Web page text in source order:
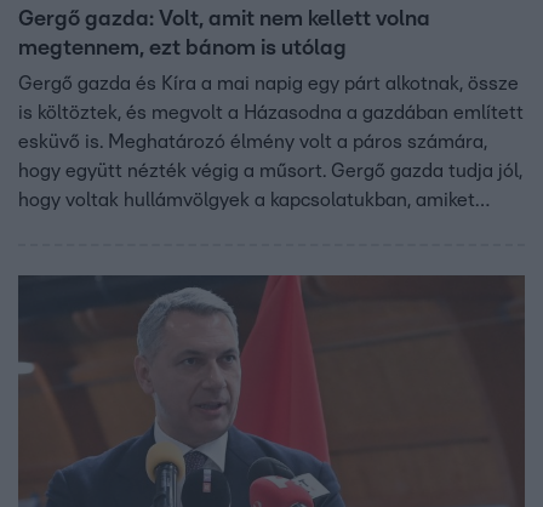
Gergő gazda: Volt, amit nem kellett volna
megtennem, ezt bánom is utólag
Gergő gazda és Kíra a mai napig egy párt alkotnak, össze
is költöztek, és megvolt a Házasodna a gazdában említett
esküvő is. Meghatározó élmény volt a páros számára,
hogy együtt nézték végig a műsort. Gergő gazda tudja jól,
hogy voltak hullámvölgyek a kapcsolatukban, amiket
„Olyan hálás vagyok ennek a műsornak, hogy az
hihetetlen” – mondta a gazda, aki az álomnyaralásukról,
az együttélésről, a Kírával való közös projektjükről, és
jövőbeli terveikről is mesélt az rtl.hu kamerájának.